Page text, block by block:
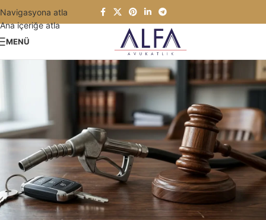
Navigasyona atla
Ana içeriğe atla
MENÜ